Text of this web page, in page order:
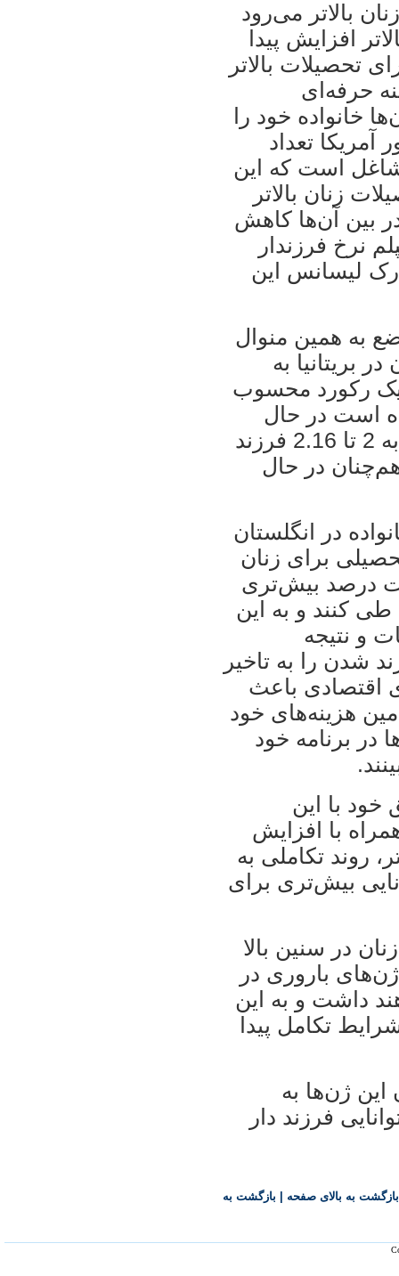
بالاتر می‌رود
افزایش پیدا
تحصیلات بالاتر
حرفه‌ای
خانواده خود را
تعداد
2 برابر زنان شاغل است که این
زنان بالاتر
بین آن‌ها کاهش
نرخ فرزندار
مدرک لیسانس این
به همین منوال
به
یک رکورد محسوب
است در حال
حاضر اندازه خانواده‌ها به طور متوسط به 2 تا 2.16 فرزند
در حال
در انگلستان
برای زنان
درصد بیش‌تری
کنند و به این
و نتیجه
شدن را به تاخیر
اقتصادی باعث
هزینه‌های خود
در برنامه خود
خود با این
با افزایش
روند تکاملی به
بیش‌تری برای
در سنین بالا
باروری در
داشت و به این
تکامل پیدا
این ژن‌ها به
فرزند دار
بازگشت به بالای صفحه بازگشت به